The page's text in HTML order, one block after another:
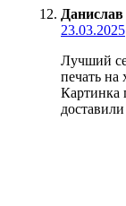
23.03.2025
Лучший
печать на
Картинка